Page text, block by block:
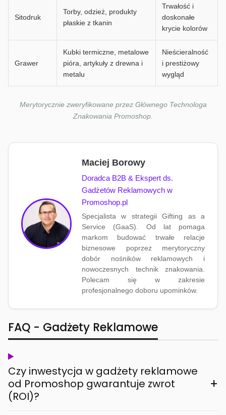
Sitodruk
Torby, odzież, produkty
płaskie z tkanin
Trwałość i
doskonałe
krycie kolorów
Grawer
Kubki termiczne, metalowe
pióra, artykuły z drewna i
metalu
Nieścieralność
i prestiżowy
wygląd
Merytorycznie zweryfikowane przez Głównego Technologa
Znakowania Promoshop.
Maciej Borowy
Doradca B2B & Ekspert ds.
Gadżetów Reklamowych w
Promoshop.pl
Specjalista w strategii Gifting as a
Service (GaaS). Od lat pomaga
markom budować trwałe relacje
biznesowe poprzez merytoryczny
dobór nośników reklamowych i
nowoczesnych technik znakowania.
Polecam się w zakresie
profesjonalnego doboru upominków.
FAQ - Gadżety Reklamowe
Czy inwestycja w gadżety reklamowe
od Promoshop gwarantuje zwrot
(ROI)?
+